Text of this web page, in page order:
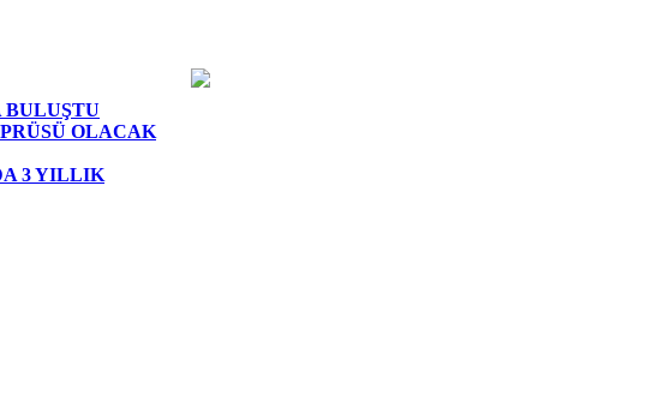
BULUŞTU
OLACAK
3 YILLIK